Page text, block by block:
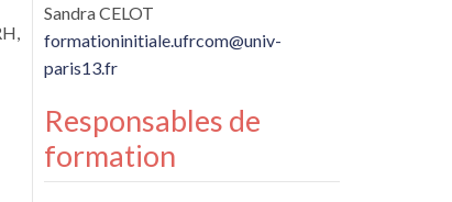
Sandra CELOT
formationinitiale.ufrcom@univ-
paris13.fr
Responsables de
formation